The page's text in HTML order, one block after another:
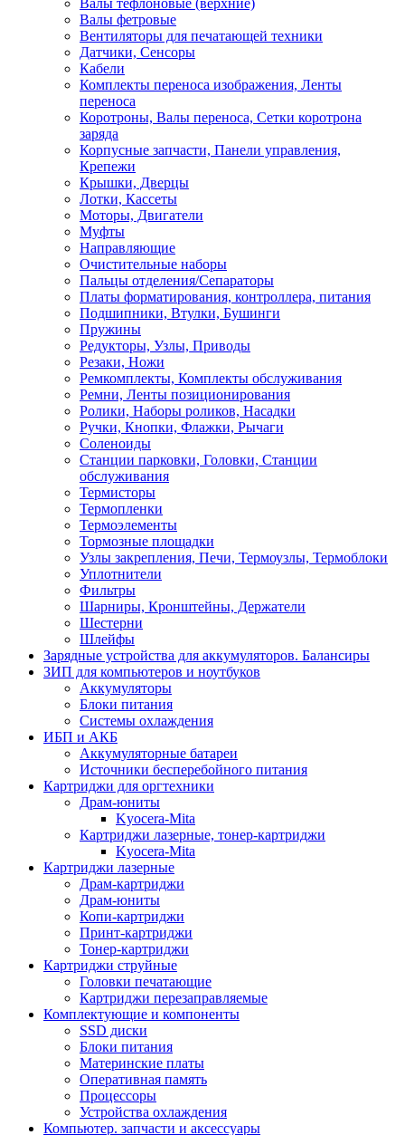
Валы тефлоновые (верхние)
Валы фетровые
Вентиляторы для печатающей техники
Датчики, Сенсоры
Кабели
Комплекты переноса изображения, Ленты
переноса
Коротроны, Валы переноса, Сетки коротрона
заряда
Корпусные запчасти, Панели управления,
Крепежи
Крышки, Дверцы
Лотки, Кассеты
Моторы, Двигатели
Муфты
Направляющие
Очистительные наборы
Пальцы отделения/Сепараторы
Платы форматирования, контроллера, питания
Подшипники, Втулки, Бушинги
Пружины
Редукторы, Узлы, Приводы
Резаки, Ножи
Ремкомплекты, Комплекты обслуживания
Ремни, Ленты позиционирования
Ролики, Наборы роликов, Насадки
Ручки, Кнопки, Флажки, Рычаги
Соленоиды
Станции парковки, Головки, Станции
обслуживания
Термисторы
Термопленки
Термоэлементы
Тормозные площадки
Узлы закрепления, Печи, Термоузлы, Термоблоки
Уплотнители
Фильтры
Шарниры, Кронштейны, Держатели
Шестерни
Шлейфы
Зарядные устройства для аккумуляторов. Балансиры
ЗИП для компьютеров и ноутбуков
Аккумуляторы
Блоки питания
Системы охлаждения
ИБП и АКБ
Аккумуляторные батареи
Источники бесперебойного питания
Картриджи для оргтехники
Драм-юниты
Kyocera-Mita
Картриджи лазерные, тонер-картриджи
Kyocera-Mita
Картриджи лазерные
Драм-картриджи
Драм-юниты
Копи-картриджи
Принт-картриджи
Тонер-картриджи
Картриджи струйные
Головки печатающие
Картриджи перезаправляемые
Комплектующие и компоненты
SSD диски
Блоки питания
Материнские платы
Оперативная память
Процессоры
Устройства охлаждения
Компьютер. запчасти и аксессуары